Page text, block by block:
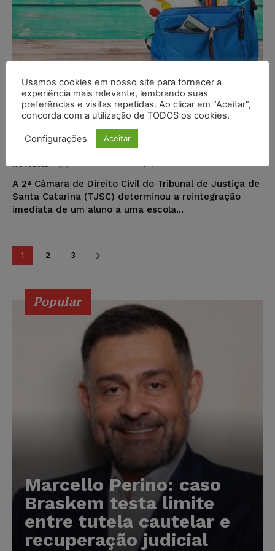
Aluno expulso sem direito de
defesa deve ser reintegrado a
escola particular em Criciúma
A 2ª Câmara de Direito Civil do Tribunal de Justiça de
Santa Catarina (TJSC) determinou a reintegração
imediata de um aluno a uma escola...
1 2 3
Popular
Marcello Perino: caso
Braskem testa limite
entre tutela cautelar e
recuperação judicial
Usamos cookies em nosso site para fornecer a
experiência mais relevante, lembrando suas
preferências e visitas repetidas. Ao clicar em “Aceitar”,
concorda com a utilização de TODOS os cookies.
Configurações Aceitar